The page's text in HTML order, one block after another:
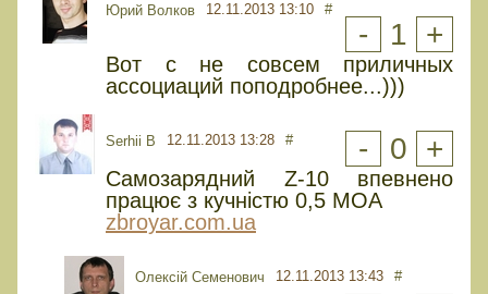
Юрий Волков 12.11.2013 13:10 #
- 1 +
Вот с не совсем приличных
ассоциаций поподробнее...)))
Serhii B 12.11.2013 13:28 # - 0 +
Самозарядний Z-10 впевнено
працює з кучністю 0,5 МОА
zbroyar.com.ua
Олексій Семенович 12.11.2013 13:43 #